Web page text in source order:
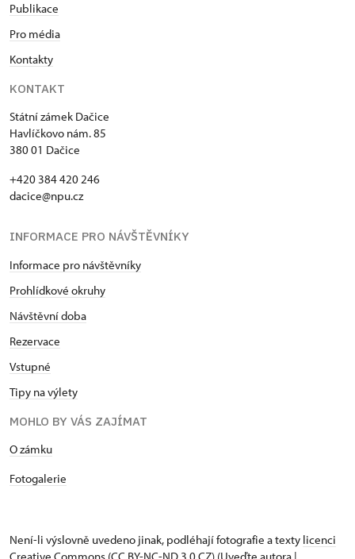
Publikace
Pro média
Kontakty
KONTAKT
Státní zámek Dačice
Havlíčkovo nám. 85
380 01 Dačice
+420 384 420 246
dacice@npu.cz
INFORMACE PRO NÁVŠTĚVNÍKY
Informace pro návštěvníky
Prohlídkové okruhy
Návštěvní doba
Rezervace
Vstupné
Tipy na výlety
MOHLO BY VÁS ZAJÍMAT
O zámku
Fotogalerie
Není-li výslovně uvedeno jinak, podléhají fotografie a texty licenci